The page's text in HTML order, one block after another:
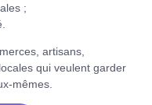
;
artisans,
qui veulent garder
mêmes.